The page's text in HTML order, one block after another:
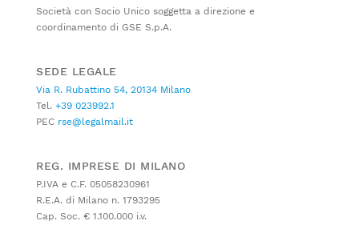
Società con Socio Unico soggetta a direzione e
coordinamento di GSE S.p.A.
SEDE LEGALE
Via R. Rubattino 54, 20134 Milano
Tel. +39 023992.1
PEC rse@legalmail.it
REG. IMPRESE DI MILANO
P.IVA e C.F. 05058230961
R.E.A. di Milano n. 1793295
Cap. Soc. € 1.100.000 i.v.